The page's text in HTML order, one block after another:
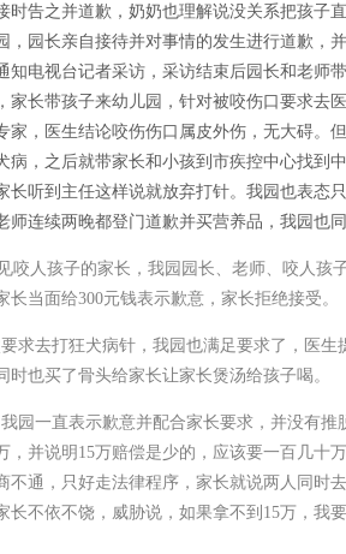
时告之并道歉，奶奶也理解说没关系把孩子
，园长亲自接待并对事情的发生进行道歉，
知电视台记者采访，采访结束后园长和老师
家长带孩子来幼儿园，针对被咬伤口要求去
家，医生结论咬伤伤口属皮外伤，无大碍。
病，之后就带家长和小孩到市疾控中心找到
长听到主任这样说就放弃打针。我园也表态
师连续两晚都登门道歉并买营养品，我园也
咬人孩子的家长，我园园长、老师、咬人孩
长当面给300元钱表示歉意，家长拒绝接受。
去打狂犬病针，我园也满足要求了，医生
时也买了骨头给家长让家长煲汤给孩子喝。
一直表示歉意并配合家长要求，并没有推
，并说明15万赔偿是少的，应该要一百几十
不通，只好走法律程序，家长就说两人同时
长不依不饶，威胁说，如果拿不到15万，我